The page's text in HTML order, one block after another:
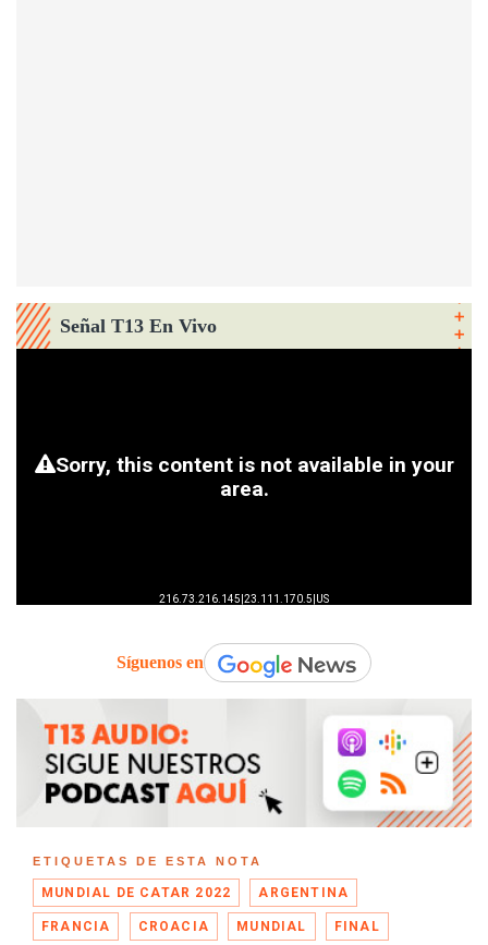
Señal T13 En Vivo
Síguenos en
ETIQUETAS DE ESTA NOTA
MUNDIAL DE CATAR 2022 ARGENTINA
FRANCIA CROACIA MUNDIAL FINAL